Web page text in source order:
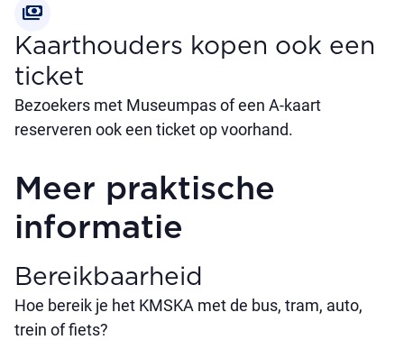
payments
Kaarthouders kopen ook een
ticket
Bezoekers met Museumpas of een A-kaart
reserveren ook een ticket op voorhand.
Meer praktische
informatie
Bereikbaarheid
Hoe bereik je het KMSKA met de bus, tram, auto,
trein of fiets?